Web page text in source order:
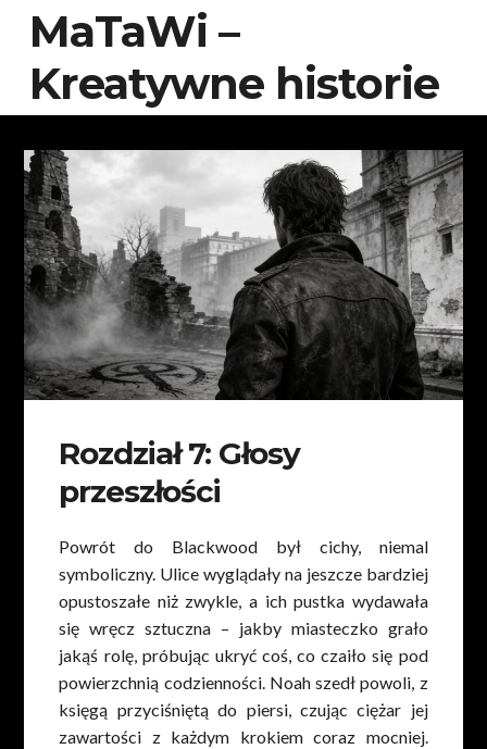
MaTaWi –
Kreatywne historie
Rozdział 7: Głosy
przeszłości
Powrót do Blackwood był cichy, niemal
symboliczny. Ulice wyglądały na jeszcze bardziej
opustoszałe niż zwykle, a ich pustka wydawała
się wręcz sztuczna – jakby miasteczko grało
jakąś rolę, próbując ukryć coś, co czaiło się pod
powierzchnią codzienności. Noah szedł powoli, z
księgą przyciśniętą do piersi, czując ciężar jej
zawartości z każdym krokiem coraz mocniej.